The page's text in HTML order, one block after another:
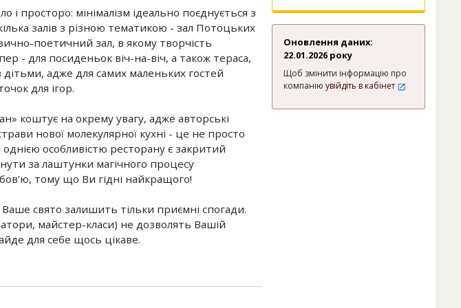
і просторо: мінімалізм ідеально поєднується з
залів з різною тематикою - зал Потоцьких
поетичний зал, в якому творчість
- для посиденьок віч-на-віч, а також тераса,
адже для самих маленьких гостей
для ігор.
коштує на окрему увагу, адже авторські
нової молекулярної кухні - це не просто
особливістю ресторану є закритий
за лаштунки магічного процесу
тому що Ви гідні найкращого!
свято залишить тільки приємні спогади.
майстер-класи) не дозволять Вашій
для себе щось цікаве.
Оновлення даних:
22.01.2026 року
Щоб змінити інформацію про
компанію увійдіть в кабінет